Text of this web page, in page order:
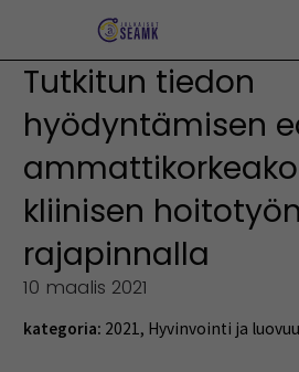
Tutkitun tiedon
hyödyntämisen
kliinisen hoitotyön
rajapinnalla
10 maalis 2021
kategoria: 2021, Hyvinvointi ja